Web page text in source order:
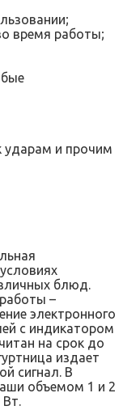
время работы;
ударам и прочим
блюд.
–
электронного
с индикатором
на срок до
издает
сигнал. В
объемом 1 и 2
Вт.